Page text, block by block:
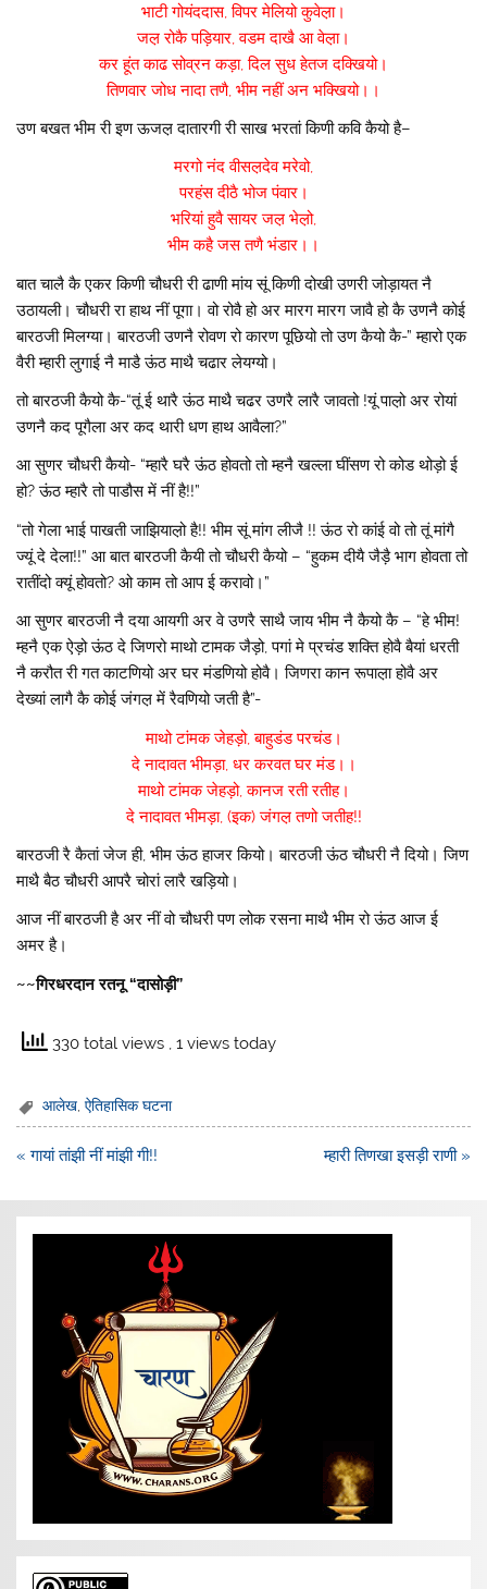
भाटी गोयंददास, विपर मेलियो कुवेल़ा।
जल़ रोकै पड़ियार, वडम दाखै आ वेल़ा।
कर हूंत काढ सोव्रन कड़ा, दिल सुध हेतज दक्खियो।
तिणवार जोध नादा तणै, भीम नहीं अन भक्खियो।।
उण बखत भीम री इण ऊजल़ दातारगी री साख भरतां किणी कवि कैयो है–
मरगो नंद वीसल़देव मरेवो,
परहंस दीठै भोज पंवार।
भरियां हुवै सायर जल़ भेल़ो,
भीम कहै जस तणै भंडार।।
बात चालै कै एकर किणी चौधरी री ढाणी मांय सूं किणी दोखी उणरी जोड़ायत नै
उठायली। चौधरी रा हाथ नीं पूगा। वो रोवै हो अर मारग मारग जावै हो कै उणनै कोई
बारठजी मिलग्या। बारठजी उणनै रोवण रो कारण पूछियो तो उण कैयो कै-” म्हारो एक
वैरी म्हारी लुगाई नै माडै ऊंठ माथै चढार लेयग्यो।
तो बारठजी कैयो कै-“तूं ई थारै ऊंठ माथै चढर उणरै लारै जावतो !यूं पाल़ो अर रोयां
उणनै कद पूगैला अर कद थारी धण हाथ आवैला?”
आ सुणर चौधरी कैयो- “म्हारै घरै ऊंठ होवतो तो म्हनै खल्ला घींसण रो कोड थोड़ो ई
हो? ऊंठ म्हारै तो पाडौस में नीं है!!”
“तो गेला भाई पाखती जाझियाल़ो है!! भीम सूं मांग लीजै !! ऊंठ रो कांई वो तो तूं मांगै
ज्यूं दे देला!!” आ बात बारठजी कैयी तो चौधरी कैयो – “हुकम दीयै जैड़ै भाग होवता तो
रातींदो क्यूं होवतो? ओ काम तो आप ई करावो।”
आ सुणर बारठजी नै दया आयगी अर वे उणरै साथै जाय भीम नै कैयो कै – “हे भीम!
म्हनै एक ऐड़ो ऊंठ दे जिणरो माथो टामक जैड़ो, पगां मे प्रचंड शक्ति होवै बैयां धरती
नै करौत री गत काटणियो अर घर मंडणियो होवै। जिणरा कान रूपाल़ा होवै अर
देख्यां लागै कै कोई जंगल़ में रैवणियो जती है”-
माथो टांमक जेहड़ो, बाहुडंड परचंड।
दे नादावत भीमड़ा, धर करवत घर मंड।।
माथो टांमक जेहड़ो, कानज रती रतीह।
दे नादावत भीमड़ा, (इक) जंगल़ तणो जतीह!!
बारठजी रै कैतां जेज ही, भीम ऊंठ हाजर कियो। बारठजी ऊंठ चौधरी नै दियो। जिण
माथै बैठ चौधरी आपरै चोरां लारै खड़ियो।
आज नीं बारठजी है अर नीं वो चौधरी पण लोक रसना माथै भीम रो ऊंठ आज ई
अमर है।
~~गिरधरदान रतनू “दासोड़ी”
330 total views , 1 views today
आलेख ,ऐतिहासिक घटना
Post
« गायां तांझी नीं मांझी गी!! म्हारी तिणखा इसड़ी राणी »